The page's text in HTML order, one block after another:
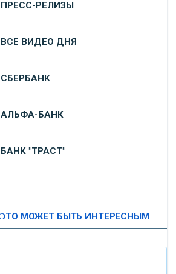
ПРЕСС-РЕЛИЗЫ
ВСЕ ВИДЕО ДНЯ
СБЕРБАНК
АЛЬФА-БАНК
БАНК "ТРАСТ"
ЭТО МОЖЕТ БЫТЬ ИНТЕРЕСНЫМ